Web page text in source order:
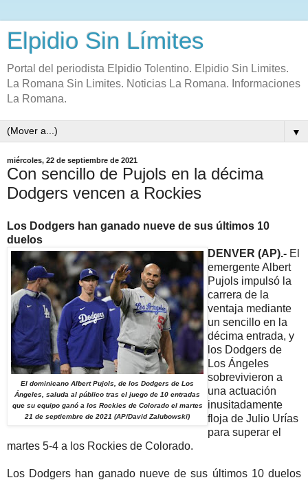
Elpidio Sin Límites
Portal del periodista Elpidio Tolentino. Elpidio Sin Limites.
La Romana Sin Limites. Noticias La Romana. Informaciones
La Romana.
▼
miércoles, 22 de septiembre de 2021
Con sencillo de Pujols en la décima
Dodgers vencen a Rockies
Los Dodgers han ganado nueve de sus últimos 10
duelos
El dominicano Albert Pujols, de los Dodgers de Los
Ángeles, saluda al público tras el juego de 10 entradas
que su equipo ganó a los Rockies de Colorado el martes
21 de septiembre de 2021 (AP/David Zalubowski)
DENVER (AP).- El
emergente Albert
Pujols impulsó la
carrera de la
ventaja mediante
un sencillo en la
décima entrada, y
los Dodgers de
Los Ángeles
sobrevivieron a
una actuación
inusitadamente
floja de Julio Urías
para superar el
martes 5-4 a los Rockies de Colorado.
Los Dodgers han ganado nueve de sus últimos 10 duelos